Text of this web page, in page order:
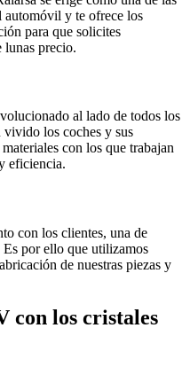
automóvil y te ofrece los
para que solicites
lunas precio.
al lado de todos los
vivido los coches y sus
con los que trabajan
eficiencia.
con los clientes, una de
Es por ello que utilizamos
de nuestras piezas y
con los cristales